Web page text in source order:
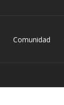
Comunidad